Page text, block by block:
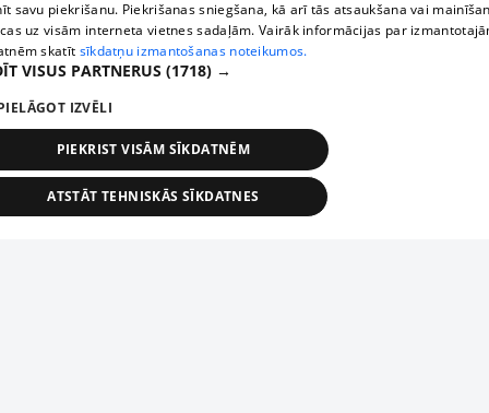
savu piekrišanu. Piekrišanas sniegšana, kā arī tās atsaukšana vai
uz visām interneta vietnes sadaļām. Vairāk informācijas par
skatīt sīkdatņu izmantošanas noteikumos.
VISUS PARTNERUS (1718) →
IZVĒLI
PIEKRIST VISĀM SĪKDATNĒM
ATSTĀT TEHNISKĀS SĪKDATNES